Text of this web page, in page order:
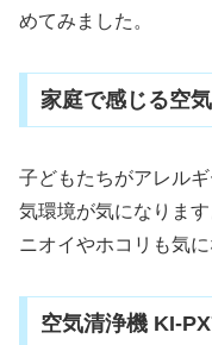
めてみました。
家庭で感じる空
子どもたちがアレル
気環境が気になりま
ニオイやホコリも気に
空気清浄機 KI-